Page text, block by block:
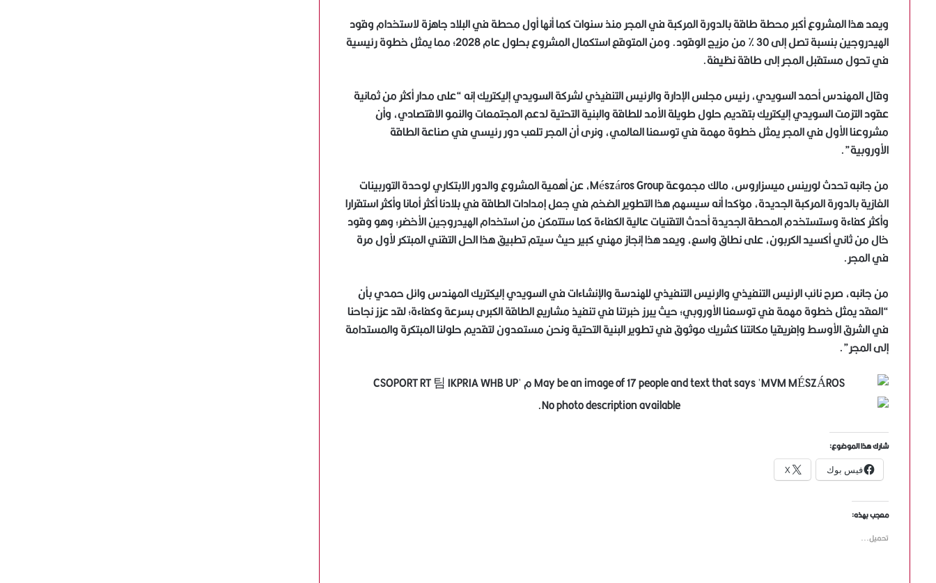
ويعد هذا المشروع أكبر محطة طاقة بالدورة المركبة في المجر منذ سنوات كما أنها أول محطة في البلاد جاهزة لاستخدام وقود
الهيدروجين بنسبة تصل إلى 30 % من مزيج الوقود. ومن المتوقع استكمال المشروع بحلول عام 2028؛ مما يمثل خطوة رئيسية
في تحول مستقبل المجر إلى طاقة نظيفة.
وقال المهندس أحمد السويدي، رئيس مجلس الإدارة والرئيس التنفيذي لشركة السويدي إليكتريك إنه “على مدار أكثر من ثمانية
عقود التزمت السويدي إليكتريك بتقديم حلول طويلة الأمد للطاقة والبنية التحتية لدعم المجتمعات والنمو الاقتصادي، وأن
مشروعنا الأول في المجر يمثل خطوة مهمة في توسعنا العالمي، ونرى أن المجر تلعب دور رئيسي في صناعة الطاقة
الأوروبية”.
من جانبه تحدث لورينس ميسزاروس، مالك مجموعة Mészáros Group، عن أهمية المشروع والدور الابتكاري لوحدة التوربينات
الغازية بالدورة المركبة الجديدة، مؤكدا أنه سيسهم هذا التطوير الضخم في جعل إمدادات الطاقة في بلادنا أكثر أمانا وأكثر استقرارا
وأكثر كفاءة وستستخدم المحطة الجديدة أحدث التقنيات عالية الكفاءة كما ستتمكن من استخدام الهيدروجين الأخضر؛ وهو وقود
خال من ثاني أكسيد الكربون، على نطاق واسع، ويعد هذا إنجاز مهني كبير حيث سيتم تطبيق هذا الحل التقني المبتكر لأول مرة
في المجر.
من جانبه، صرح نائب الرئيس التنفيذي والرئيس التنفيذي للهندسة والإنشاءات في السويدي إليكتريك المهندس وائل حمدي بأن
“العقد يمثل خطوة مهمة في توسعنا الأوروبي؛ حيث يبرز خبرتنا في تنفيذ مشاريع الطاقة الكبرى بسرعة وكفاءة؛ لقد عزز نجاحنا
في الشرق الأوسط وإفريقيا مكانتنا كشريك موثوق في تطوير البنية التحتية ونحن مستعدون لتقديم حلولنا المبتكرة والمستدامة
إلى المجر”.
شارك هذا الموضوع:
فيس بوك X
معجب بهذه:
تحميل...